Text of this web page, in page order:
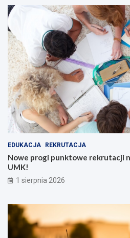
EDUKACJA REKRUTACJA
Nowe progi punktowe rekrutacji
UMK!
1 sierpnia 2026